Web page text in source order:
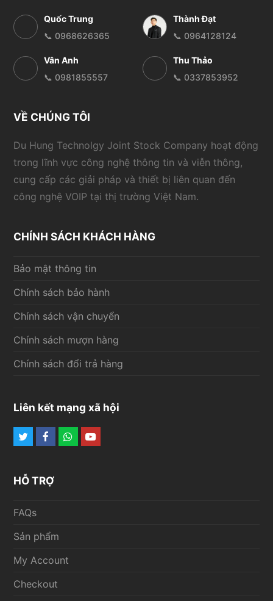
Quốc Trung
📞 0968626365
Thành Đạt
📞 0964128124
Vân Anh
📞 0981855557
Thu Thảo
📞 0337853952
VỀ CHÚNG TÔI
Du Hung Technolgy Joint Stock Company hoạt động
trong lĩnh vực công nghệ thông tin và viễn thông,
cung cấp các giải pháp và thiết bị liên quan đến
công nghệ VOIP tại thị trường Việt Nam.
CHÍNH SÁCH KHÁCH HÀNG
Bảo mật thông tin
Chính sách bảo hành
Chính sách vận chuyển
Chính sách mượn hàng
Chính sách đổi trả hàng
Liên kết mạng xã hội
TwitterFacebook
Whatsapp
Youtube
HỖ TRỢ
FAQs
Sản phẩm
My Account
Checkout